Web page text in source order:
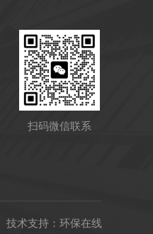
扫码微信联系
技术支持： 环保在线